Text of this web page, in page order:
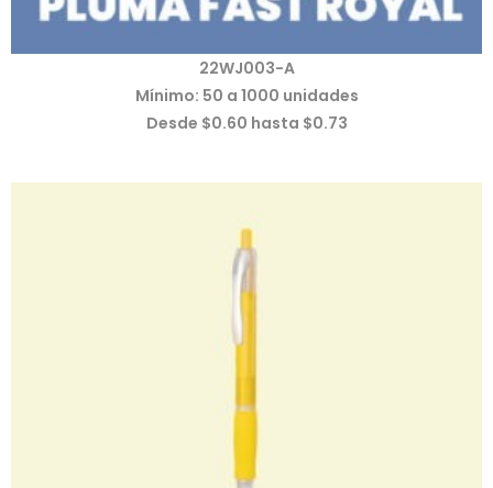
22WJ003-A
Mínimo: 50 a 1000 unidades
Desde $0.60 hasta $0.73